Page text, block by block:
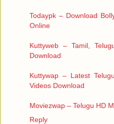
Todaypk – Download
Online
Kuttyweb – Tamil,
Download
Kuttywap – Latest
Videos Download
Moviezwap – Telugu HD
Reply